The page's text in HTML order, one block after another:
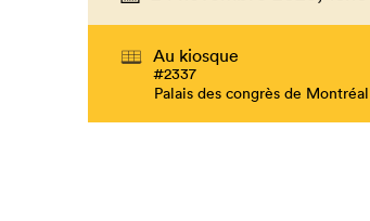
Au kiosque
#2337
Palais des congrès de Montréal